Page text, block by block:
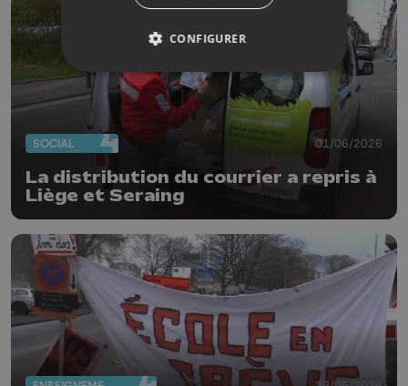
SOCIAL 01/06/2026
La distribution du courrier a repris à
Liège et Seraing
CONFIGURER